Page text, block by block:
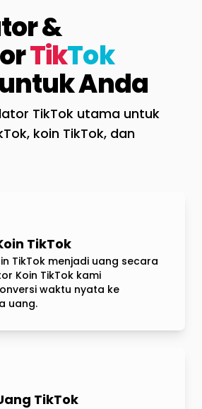
&
TikTok
Anda
TikTok utama untuk
koin TikTok, dan
TikTok
TikTok menjadi uang secara
Koin TikTok kami
waktu nyata ke
uang.
TikTok